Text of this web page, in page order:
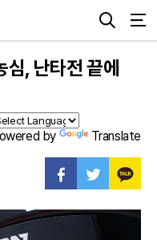
, 난타전 끝에
by Translate